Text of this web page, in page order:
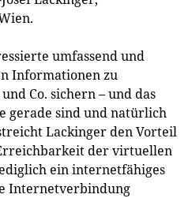
umfassend und
Informationen zu
Co. sichern – und das
gerade sind und natürlich
Lackinger den Vorteil
der virtuellen
ein internetfähiges
Internetverbindung